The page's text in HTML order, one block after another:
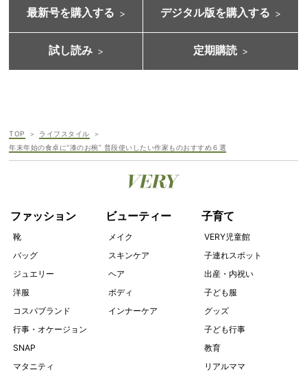
最新号を購入する デジタル版を購入する
試し読み 定期購読
TOP
ライフスタイル
年末年始の食卓に“漆のお椀” 普段使いしたい作家ものおすすめ６選
ファッション
靴
バッグ
ジュエリー
洋服
コスパブランド
行事・オケージョン
SNAP
マタニティ
ビューティー
メイク
スキンケア
ヘア
ボディ
インナーケア
子育て
VERY児童館
子連れスポット
出産・内祝い
子ども服
グッズ
子ども行事
教育
リアルママ